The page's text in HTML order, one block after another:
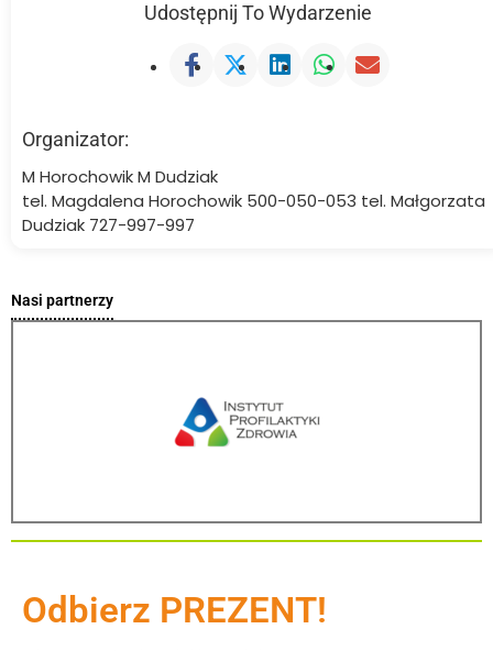
Udostępnij To Wydarzenie
Organizator:
M Horochowik M Dudziak
tel. Magdalena Horochowik 500-050-053 tel. Małgorzata
Dudziak 727-997-997
Nasi partnerzy
Odbierz PREZENT!